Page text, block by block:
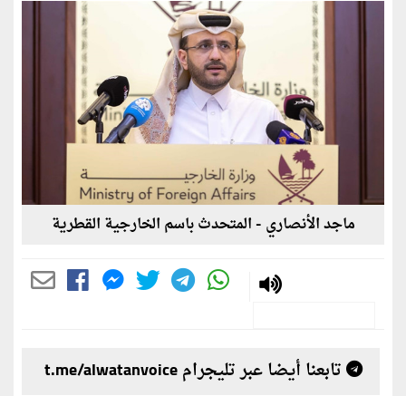
ماجد الأنصاري - المتحدث باسم الخارجية القطرية
تابعنا أيضا عبر تليجرام t.me/alwatanvoice